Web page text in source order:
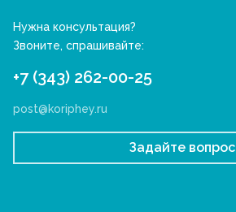
Нужна консультация?
Звоните, спрашивайте:
+7 (343) 262-00-25
post@koriphey.ru
Задайте вопрос